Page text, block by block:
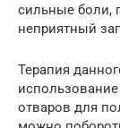
сильные боли,
неприятный
Терапия
отваров для